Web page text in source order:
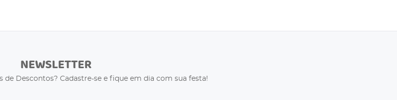
NEWSLETTER
de Descontos? Cadastre-se e fique em dia com sua festa!